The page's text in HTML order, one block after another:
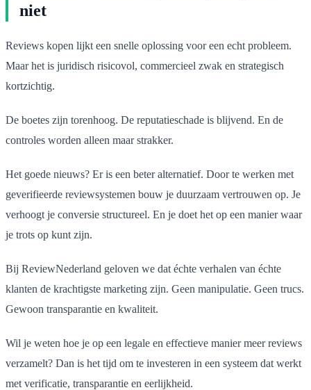
niet
Reviews kopen lijkt een snelle oplossing voor een echt probleem.
Maar het is juridisch risicovol, commercieel zwak en strategisch
kortzichtig.
De boetes zijn torenhoog. De reputatieschade is blijvend. En de
controles worden alleen maar strakker.
Het goede nieuws? Er is een beter alternatief. Door te werken met
geverifieerde reviewsystemen bouw je duurzaam vertrouwen op. Je
verhoogt je conversie structureel. En je doet het op een manier waar
je trots op kunt zijn.
Bij ReviewNederland geloven we dat échte verhalen van échte
klanten de krachtigste marketing zijn. Geen manipulatie. Geen trucs.
Gewoon transparantie en kwaliteit.
Wil je weten hoe je op een legale en effectieve manier meer reviews
verzamelt? Dan is het tijd om te investeren in een systeem dat werkt
met verificatie, transparantie en eerlijkheid.